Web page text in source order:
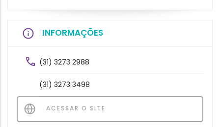
INFORMAÇÕES
(31) 3273 2988
(31) 3273 3498
ACESSAR O SITE